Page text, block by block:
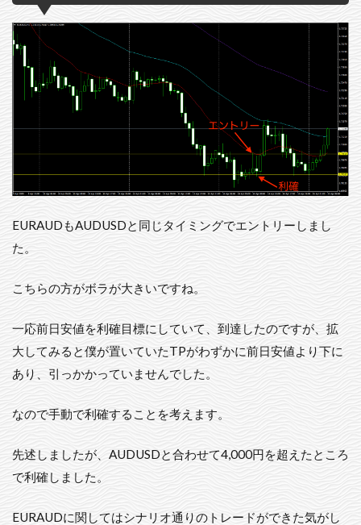
EURAUDもAUDUSDと同じタイミングでエントリーしまし
た。
こちらの方がボラが大きいですね。
一応前日安値を利確目標にしていて、到達したのですが、拡
大してみると僕が置いていたTPがわずかに前日安値より下に
あり、引っかかっていませんでした。
なので手動で利確することを考えます。
先述しましたが、AUDUSDと合わせて4,000円を超えたところ
で利確しました。
EURAUDに関してはシナリオ通りのトレードができた気がし